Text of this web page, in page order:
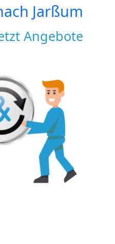
Jarßum
Angebote